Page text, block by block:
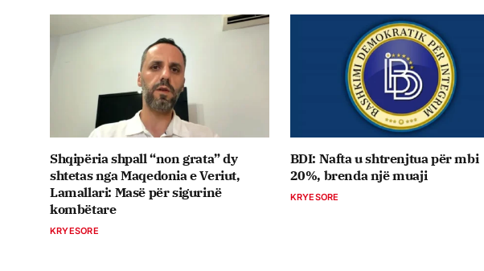
Shqipëria shpall “non grata” dy
shtetas nga Maqedonia e Veriut,
Lamallari: Masë për sigurinë
kombëtare
KRYESORE
BDI: Nafta u shtrenjtua për mbi
20%, brenda një muaji
KRYESORE